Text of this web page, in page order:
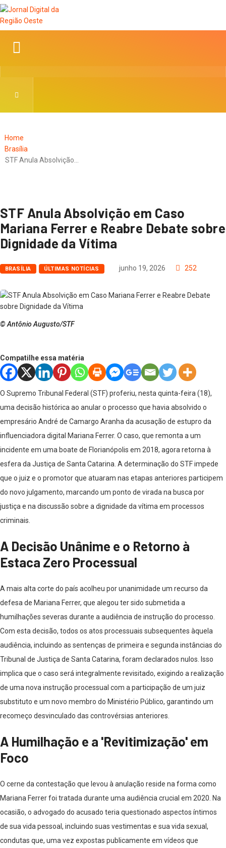
Home
Brasília
STF Anula Absolvição…
STF Anula Absolvição em Caso
Mariana Ferrer e Reabre Debate sobre
Dignidade da Vítima
BRASÍLIA ÚLTIMAS NOTÍCIAS junho 19, 2026 252
© Antônio Augusto/STF
Compatilhe essa matéria
O Supremo Tribunal Federal (STF) proferiu, nesta quinta-feira (18),
uma decisão histórica ao anular o processo que havia absolvido o
empresário André de Camargo Aranha da acusação de estupro da
influenciadora digital Mariana Ferrer. O caso, que remonta a um
incidente em uma boate de Florianópolis em 2018, agora retorna à
esfera da Justiça de Santa Catarina. A determinação do STF impede
que o juiz e o promotor que atuaram nas etapas anteriores participem
do novo julgamento, marcando um ponto de virada na busca por
justiça e na discussão sobre a dignidade da vítima em processos
criminais.
A Decisão Unânime e o Retorno à
Estaca Zero Processual
A mais alta corte do país acolheu por unanimidade um recurso da
defesa de Mariana Ferrer, que alegou ter sido submetida a
humilhações severas durante a audiência de instrução do processo.
Com esta decisão, todos os atos processuais subsequentes àquela
audiência, incluindo as sentenças de primeira e segunda instâncias do
Tribunal de Justiça de Santa Catarina, foram declarados nulos. Isso
implica que o caso será integralmente revisitado, exigindo a realização
de uma nova instrução processual com a participação de um juiz
substituto e um novo membro do Ministério Público, garantindo um
recomeço desvinculado das controvérsias anteriores.
A Humilhação e a 'Revitimização' em
Foco
O cerne da contestação que levou à anulação reside na forma como
Mariana Ferrer foi tratada durante uma audiência crucial em 2020. Na
ocasião, o advogado do acusado teria questionado aspectos íntimos
de sua vida pessoal, incluindo suas vestimentas e sua vida sexual,
condutas que, uma vez expostas publicamente em vídeos que